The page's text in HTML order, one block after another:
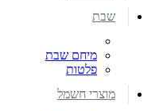
שבת
מיחם שבת
פלטות
מוצרי חשמל